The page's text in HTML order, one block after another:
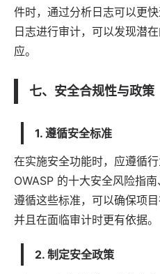
件时，通过分析日志可以更
日志进行审计，可以发现潜
应。
七、安全合规性与政策
1. 遵循安全标准
在实施安全功能时，应遵循
OWASP 的十大安全风险指
遵循这些标准，可以确保项
并且在面临审计时更有依据。
2. 制定安全政策